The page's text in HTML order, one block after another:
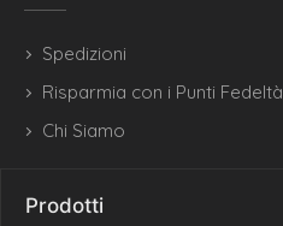
Spedizioni
Risparmia con i Punti Fedeltà
Chi Siamo
Prodotti